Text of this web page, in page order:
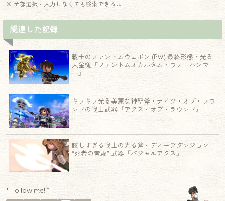
※ 全部選択・入力しなくても検索できるよ！
関連した記録
戦士のファントムウェポン (PW) 最終形態・光る
大金槌『ファントムオカルタム・ウォーハンマ
ー』
キラキラ光る美麗な神聖斧・ナイツ・オブ・ラウ
ンドの戦士武器『アクス・オブ・ラウンド』
眩しすぎる戦士の光る斧・ディープダンジョン
“死者の宮殿” 武器『パジャルアクス』
* Follow me! *